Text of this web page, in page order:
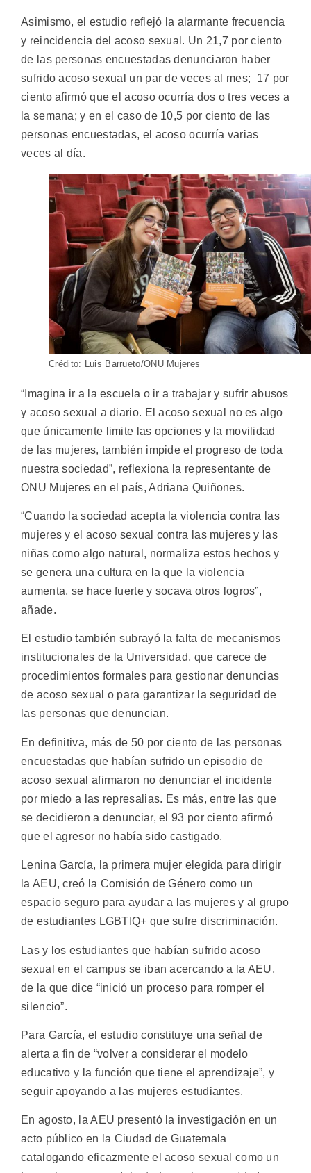
Asimismo, el estudio reflejó la alarmante frecuencia
y reincidencia del acoso sexual. Un 21,7 por ciento
de las personas encuestadas denunciaron haber
sufrido acoso sexual un par de veces al mes; 17 por
ciento afirmó que el acoso ocurría dos o tres veces a
la semana; y en el caso de 10,5 por ciento de las
personas encuestadas, el acoso ocurría varias
veces al día.
Crédito: Luis Barrueto/ONU Mujeres
“Imagina ir a la escuela o ir a trabajar y sufrir abusos
y acoso sexual a diario. El acoso sexual no es algo
que únicamente limite las opciones y la movilidad
de las mujeres, también impide el progreso de toda
nuestra sociedad”, reflexiona la representante de
ONU Mujeres en el país, Adriana Quiñones.
“Cuando la sociedad acepta la violencia contra las
mujeres y el acoso sexual contra las mujeres y las
niñas como algo natural, normaliza estos hechos y
se genera una cultura en la que la violencia
aumenta, se hace fuerte y socava otros logros”,
añade.
El estudio también subrayó la falta de mecanismos
institucionales de la Universidad, que carece de
procedimientos formales para gestionar denuncias
de acoso sexual o para garantizar la seguridad de
las personas que denuncian.
En definitiva, más de 50 por ciento de las personas
encuestadas que habían sufrido un episodio de
acoso sexual afirmaron no denunciar el incidente
por miedo a las represalias. Es más, entre las que
se decidieron a denunciar, el 93 por ciento afirmó
que el agresor no había sido castigado.
Lenina García, la primera mujer elegida para dirigir
la AEU, creó la Comisión de Género como un
espacio seguro para ayudar a las mujeres y al grupo
de estudiantes LGBTIQ+ que sufre discriminación.
Las y los estudiantes que habían sufrido acoso
sexual en el campus se iban acercando a la AEU,
de la que dice “inició un proceso para romper el
silencio”.
Para García, el estudio constituye una señal de
alerta a fin de “volver a considerar el modelo
educativo y la función que tiene el aprendizaje”, y
seguir apoyando a las mujeres estudiantes.
En agosto, la AEU presentó la investigación en un
acto público en la Ciudad de Guatemala
catalogando eficazmente el acoso sexual como un